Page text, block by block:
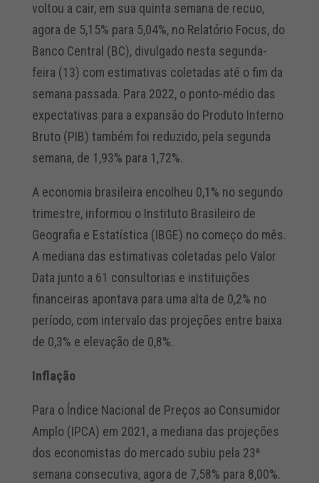
voltou a cair, em sua quinta semana de recuo,
agora de 5,15% para 5,04%, no Relatório Focus, do
Banco Central (BC), divulgado nesta segunda-
feira (13) com estimativas coletadas até o fim da
semana passada. Para 2022, o ponto-médio das
expectativas para a expansão do Produto Interno
Bruto (PIB) também foi reduzido, pela segunda
semana, de 1,93% para 1,72%.
A economia brasileira encolheu 0,1% no segundo
trimestre, informou o Instituto Brasileiro de
Geografia e Estatística (IBGE) no começo do mês.
A mediana das estimativas coletadas pelo Valor
Data junto a 61 consultorias e instituições
financeiras apontava para uma alta de 0,2% no
período, com intervalo das projeções entre baixa
de 0,3% e elevação de 0,8%.
Inflação
Para o Índice Nacional de Preços ao Consumidor
Amplo (IPCA) em 2021, a mediana das projeções
dos economistas do mercado subiu pela 23ª
semana consecutiva, agora de 7,58% para 8,00%.